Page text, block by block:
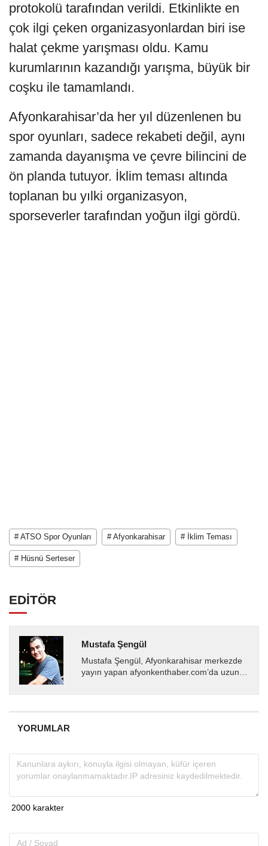
protokolü tarafından verildi. Etkinlikte en
çok ilgi çeken organizasyonlardan biri ise
halat çekme yarışması oldu. Kamu
kurumlarının kazandığı yarışma, büyük bir
coşku ile tamamlandı.
Afyonkarahisar’da her yıl düzenlenen bu
spor oyunları, sadece rekabeti değil, aynı
zamanda dayanışma ve çevre bilincini de
ön planda tutuyor. İklim teması altında
toplanan bu yılki organizasyon,
sporseverler tarafından yoğun ilgi gördü.
# ATSO Spor Oyunları # Afyonkarahisar # İklim Teması
# Hüsnü Serteser
EDİTÖR
Mustafa Şengül
Mustafa Şengül, Afyonkarahisar merkezde
yayın yapan afyonkenthaber.com’da uzun
almakta, haber akışı...
YORUMLAR